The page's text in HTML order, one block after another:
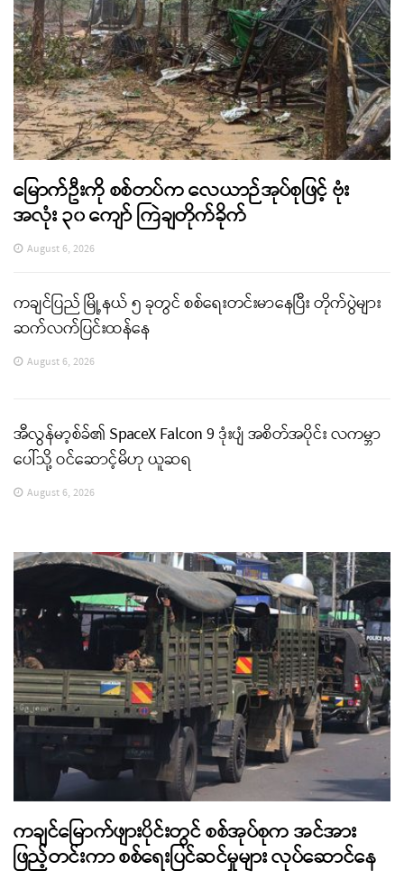
မြောက်ဦးကို စစ်တပ်က လေယာဉ်အုပ်စုဖြင့် ဗုံး
အလုံး ၃၀ ကျော် ကြဲချတိုက်ခိုက်
August 6, 2026
ကချင်ပြည် မြို့နယ် ၅ ခုတွင် စစ်ရေးတင်းမာနေပြီး တိုက်ပွဲများ
ဆက်လက်ပြင်းထန်နေ
August 6, 2026
အီလွန်မာ့စ်ခ်၏ SpaceX Falcon 9 ဒုံးပျံ အစိတ်အပိုင်း လကမ္ဘာ
ပေါ်သို့ ဝင်ဆောင့်မိဟု ယူဆရ
August 6, 2026
ကချင်မြောက်ဖျားပိုင်းတွင် စစ်အုပ်စုက အင်အား
ဖြည့်တင်းကာ စစ်ရေးပြင်ဆင်မှုများ လုပ်ဆောင်နေ